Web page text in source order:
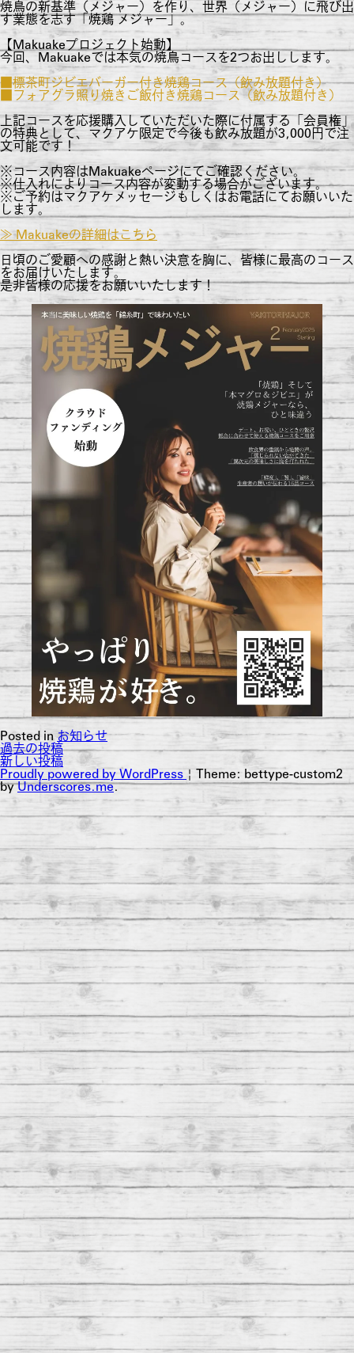
焼鳥の新基準（メジャー）を作り、世界（メジャー）に飛び出
す業態を志す「焼鶏 メジャー」。
【Makuakeプロジェクト始動】
今回、Makuakeでは本気の焼鳥コースを2つお出しします。
■標茶町ジビエバーガー付き焼鶏コース（飲み放題付き）
■フォアグラ照り焼きご飯付き焼鶏コース（飲み放題付き）
上記コースを応援購入していただいた際に付属する「会員権」
の特典として、マクアケ限定で今後も飲み放題が3,000円で注
文可能です！
※コース内容はMakuakeページにてご確認ください。
※仕入れによりコース内容が変動する場合がございます。
※ご予約はマクアケメッセージもしくはお電話にてお願いいた
します。
≫ Makuakeの詳細はこちら
日頃のご愛顧への感謝と熱い決意を胸に、皆様に最高のコース
をお届けいたします。
是非皆様の応援をお願いいたします！
Posted in お知らせ
投
稿
ナ
ビ
ゲ
ー
シ
ン
過去の投稿
新しい投稿
Proudly powered by WordPress | Theme: bettype-custom2
byUnderscores.me.